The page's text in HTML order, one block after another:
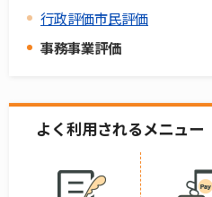
行政評価市民評価
事務事業評価
よく利用されるメニュー